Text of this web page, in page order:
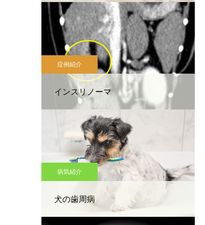
症例紹介
インスリノーマ
病気紹介
犬の歯周病